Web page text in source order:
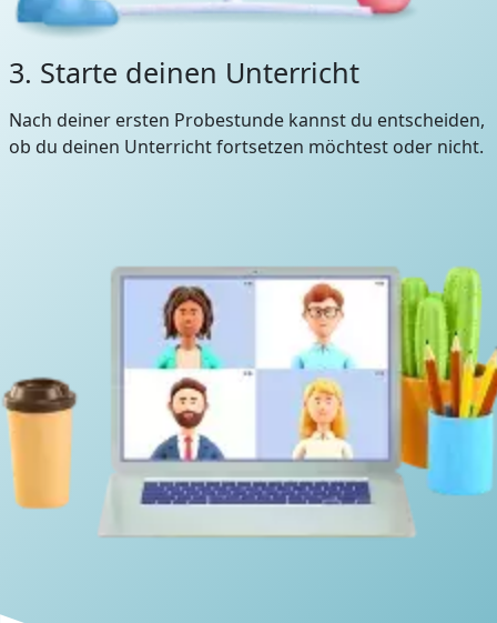
3. Starte deinen Unterricht
Nach deiner ersten Probestunde kannst du entscheiden,
ob du deinen Unterricht fortsetzen möchtest oder nicht.